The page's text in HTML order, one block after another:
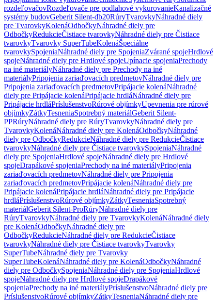
rozdeľovačovRozdeľovače pre podlahové vykurovanieKanalizačné
systémy budovGeberit Silent-db20RúryTvarovkyNáhradné diely
pre TvarovkyKolenáOdbočkyNáhradné diely pre
OdbočkyRedukcieČistiace tvarovkyNáhradné diely pre Čistiace
tvarovkyTvarovky SuperTubeKolenáŠpeciálne
tvarovkySpojeniaNáhradné diely pre SpojeniaZvárané spojeHrdlové
spojeNáhradné diely pre Hrdlové spojeUpínacie spojeniaPrechody
na iné materiályNáhradné diely pre Prechody na iné
materiályPripojenia zariaďovacích predmetovNáhradné diely pre
Pripojenia zariaďovacích predmetovPripájacie kolenáNáhradné
diely pre Pripájacie kolenáPripájacie hrdláNáhradné diely pre
Pripájacie hrdláPríslušenstvoRúrové objímkyUpevnenia pre rúrové
objímkyZátkyTesneniaSpotrebný materiálGeberit Silent-
PPRúryNáhradné diely pre RúryTvarovkyNáhradné diely pre
TvarovkyKolenáNáhradné diely pre KolenáOdbočkyNáhradné
diely pre OdbočkyRedukcieNáhradné diely pre RedukcieČistiace
tvarovkyNáhradné diely pre Čistiace tvarovkySpojeniaNáhradné
diely pre SpojeniaHrdlové spojeNáhradné diely pre Hrdlové
spojeDrapákové spojeniaPrechody na iné materiályPripojenia
zariaďovacích predmetovNáhradné diely pre Pripojenia
zariaďovacích predmetovPripájacie kolenáNáhradné diely pre
Pripájacie kolenáPripájacie hrdláNáhradné diely pre Pripájacie
hrdláPríslušenstvoRúrové objímkyZátkyTesneniaSpotrebný
materiálGeberit Silent-ProRúryNáhradné diely pre
RúryTvarovkyNáhradné diely pre TvarovkyKolenáNáhradné diely
pre KolenáOdbočkyNáhradné diely pre
OdbočkyRedukcieNáhradné diely pre RedukcieČistiace
tvarovkyNáhradné diely pre Čistiace tvarovkyTvarovky
SuperTubeNáhradné diely pre Tvarovky
SuperTubeKolenáNáhradné diely pre KolenáOdbočkyNáhradné
diely pre OdbočkySpojeniaNáhradné diely pre SpojeniaHrdlové
spojeNáhradné diely pre Hrdlové spojeDrapákové
spojeniaPrechody na iné materiályPríslušenstvoNáhradné diely pre
PríslušenstvoRúrové objímkyZátkyTesneniaNáhradné diely pre